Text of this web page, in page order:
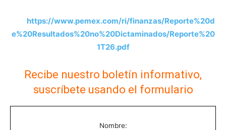
https://www.pemex.com/ri/finanzas/Reporte%20d
e%20Resultados%20no%20Dictaminados/Reporte%20
1T26.pdf
Recibe nuestro boletín informativo,
suscríbete usando el formulario
Nombre: